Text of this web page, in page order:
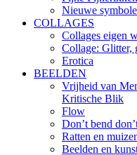
Nieuwe
COLLAGES
Collages eigen
Collage: Glitter,
Erotica
BEELDEN
Vrijheid van
Kritische Blik
Flow
Don’t bend
Ratten en
Beelden en